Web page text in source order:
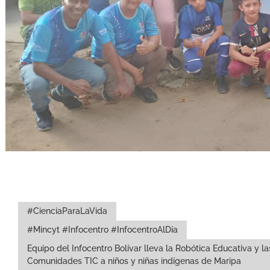
#CienciaParaLaVida
#Mincyt #Infocentro #InfocentroAlDía
Equipo del Infocentro Bolívar lleva la Robótica Educativa y
Comunidades TIC a niños y niñas indígenas de Maripa